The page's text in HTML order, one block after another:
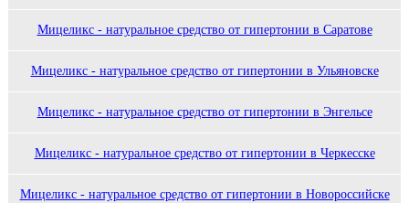
Мицеликс - натуральное средство от гипертонии в Саратове
Мицеликс - натуральное средство от гипертонии в Ульяновске
Мицеликс - натуральное средство от гипертонии в Энгельсе
Мицеликс - натуральное средство от гипертонии в Черкесске
Мицеликс - натуральное средство от гипертонии в Новороссийске